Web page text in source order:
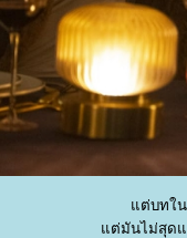
ต่บทใน
ต่มันไม่สุดแล